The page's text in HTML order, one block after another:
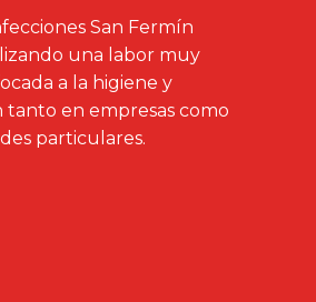
San Fermín
una labor muy
a la higiene y
tanto en empresas como
particulares.